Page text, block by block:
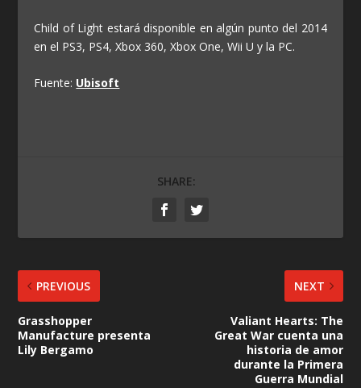
Child of Light estará disponible en algún punto del 2014
en el PS3, PS4, Xbox 360, Xbox One, Wii U y la PC.
Fuente: Ubisoft
SHARE:
PREVIOUS
Grasshopper
Manufacture presenta
Lily Bergamo
NEXT
Valiant Hearts: The
Great War cuenta una
historia de amor
durante la Primera
Guerra Mundial